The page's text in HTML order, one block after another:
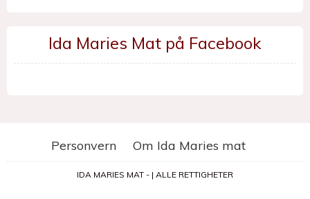
Ida Maries Mat på Facebook
Personvern Om Ida Maries mat
IDA MARIES MAT - | ALLE RETTIGHETER